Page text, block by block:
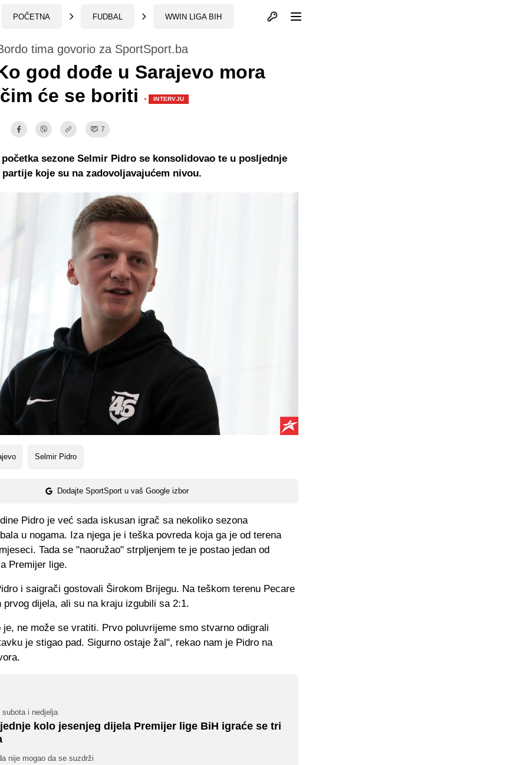
POČETNA FUDBAL WWIN LIGA BIH Otvori profil
tima govorio za SportSport.ba
god dođe u Sarajevo mora
će se boriti
· INTERVJU
7
Selmir Pidro
Dodajte SportSport u vaš Google izbor
sezone Selmir Pidro se konsolidovao te u posljednje
koje su na zadovoljavajućem nivou.
Pidro je već sada iskusan igrač sa nekoliko sezona
u nogama. Iza njega je i teška povreda koja ga je od terena
Tada se "naoružao" strpljenjem te je postao jedan od
Premijer lige.
i saigrači gostovali Širokom Brijegu. Na teškom terenu Pecare
prvog dijela, ali su na kraju izgubili sa 2:1.
je, ne može se vratiti. Prvo poluvrijeme smo stvarno odigrali
je stigao pad. Sigurno ostaje žal", rekao nam je Pidro na
subota i nedjelja
kolo jesenjeg dijela Premijer lige BiH igraće se tri
nije mogao da se suzdrži